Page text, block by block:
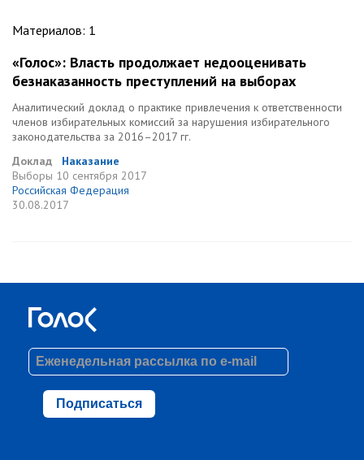
Материалов: 1
«Голос»: Власть продолжает недооценивать
безнаказанность преступлений на выборах
Аналитический доклад о практике привлечения к ответственности
членов избирательных комиссий за нарушения избирательного
законодательства за 2016–2017 гг.
Доклад
Наказание
Выборы 10 сентября 2017
Российская Федерация
30.08.2017
Подписаться